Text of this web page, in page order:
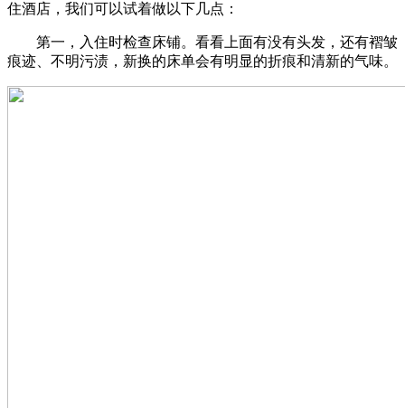
住酒店，我们可以试着做以下几点：
第一，入住时检查床铺。看看上面有没有头发，还有褶皱
痕迹、不明污渍，新换的床单会有明显的折痕和清新的气味。